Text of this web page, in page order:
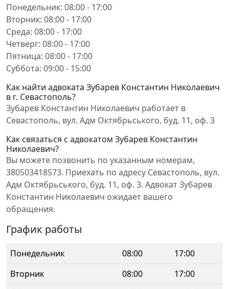
Понедельник: 08:00 - 17:00
Вторник: 08:00 - 17:00
Среда: 08:00 - 17:00
Четверг: 08:00 - 17:00
Пятница: 08:00 - 17:00
Суббота: 09:00 - 15:00
Как найти адвоката Зубарев Константин Николаевич
в г. Севастополь?
Зубарев Константин Николаевич работает в
Севастополь, вул. Адм Октябрьського, буд. 11, оф. 3
Как связаться с адвокатом Зубарев Константин
Николаевич?
Вы можете позвонить по указанным номерам,
380503418573. Приехать по адресу Севастополь, вул.
Адм Октябрьського, буд. 11, оф. 3. Адвокат Зубарев
Константин Николаевич ожидает вашего
обращения.
График работы
Понедельник 08:00
17:00
Вторник
08:00
17:00